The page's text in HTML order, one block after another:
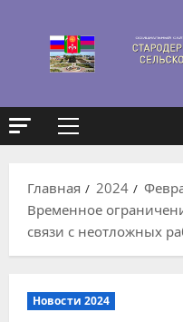
содержимому
Основное
Главная
2024
Временное
связи с неотложных
Новости 2024